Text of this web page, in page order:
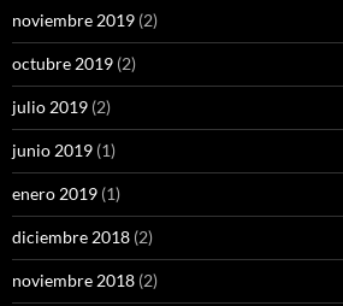
noviembre 2019 (2)
octubre 2019 (2)
julio 2019 (2)
junio 2019 (1)
enero 2019 (1)
diciembre 2018 (2)
noviembre 2018 (2)